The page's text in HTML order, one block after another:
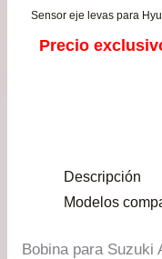
Precio
Descripción
Modelos
Bobina para Suzuki